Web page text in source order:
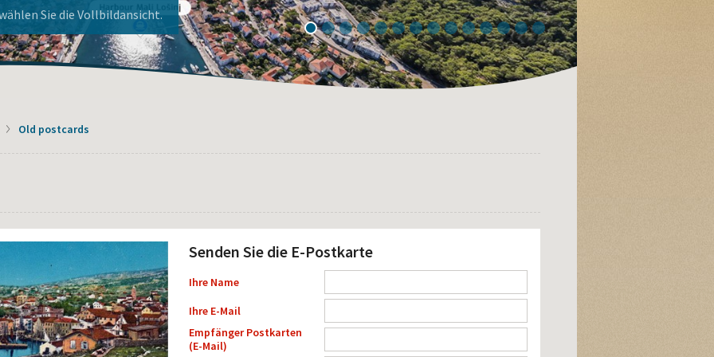
Sie die Vollbildansicht.
1 2 3 4 5 6 7 8 9 10 11 12 13 14
Old postcards
Senden Sie die E-Postkarte
Ihre Name
Ihre E-Mail
Empfänger Postkarten
(E-Mail)